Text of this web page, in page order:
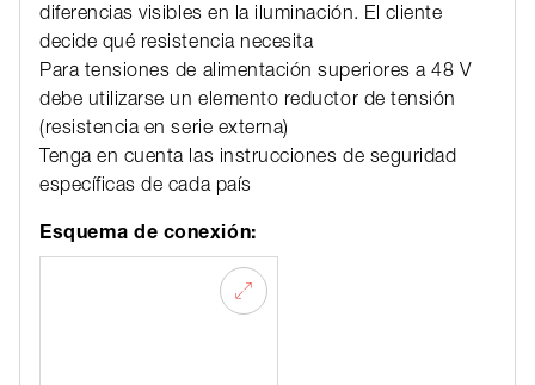
diferencias visibles en la iluminación. El cliente
decide qué resistencia necesita
Para tensiones de alimentación superiores a 48 V
debe utilizarse un elemento reductor de tensión
(resistencia en serie externa)
Tenga en cuenta las instrucciones de seguridad
específicas de cada país
Esquema de conexión: